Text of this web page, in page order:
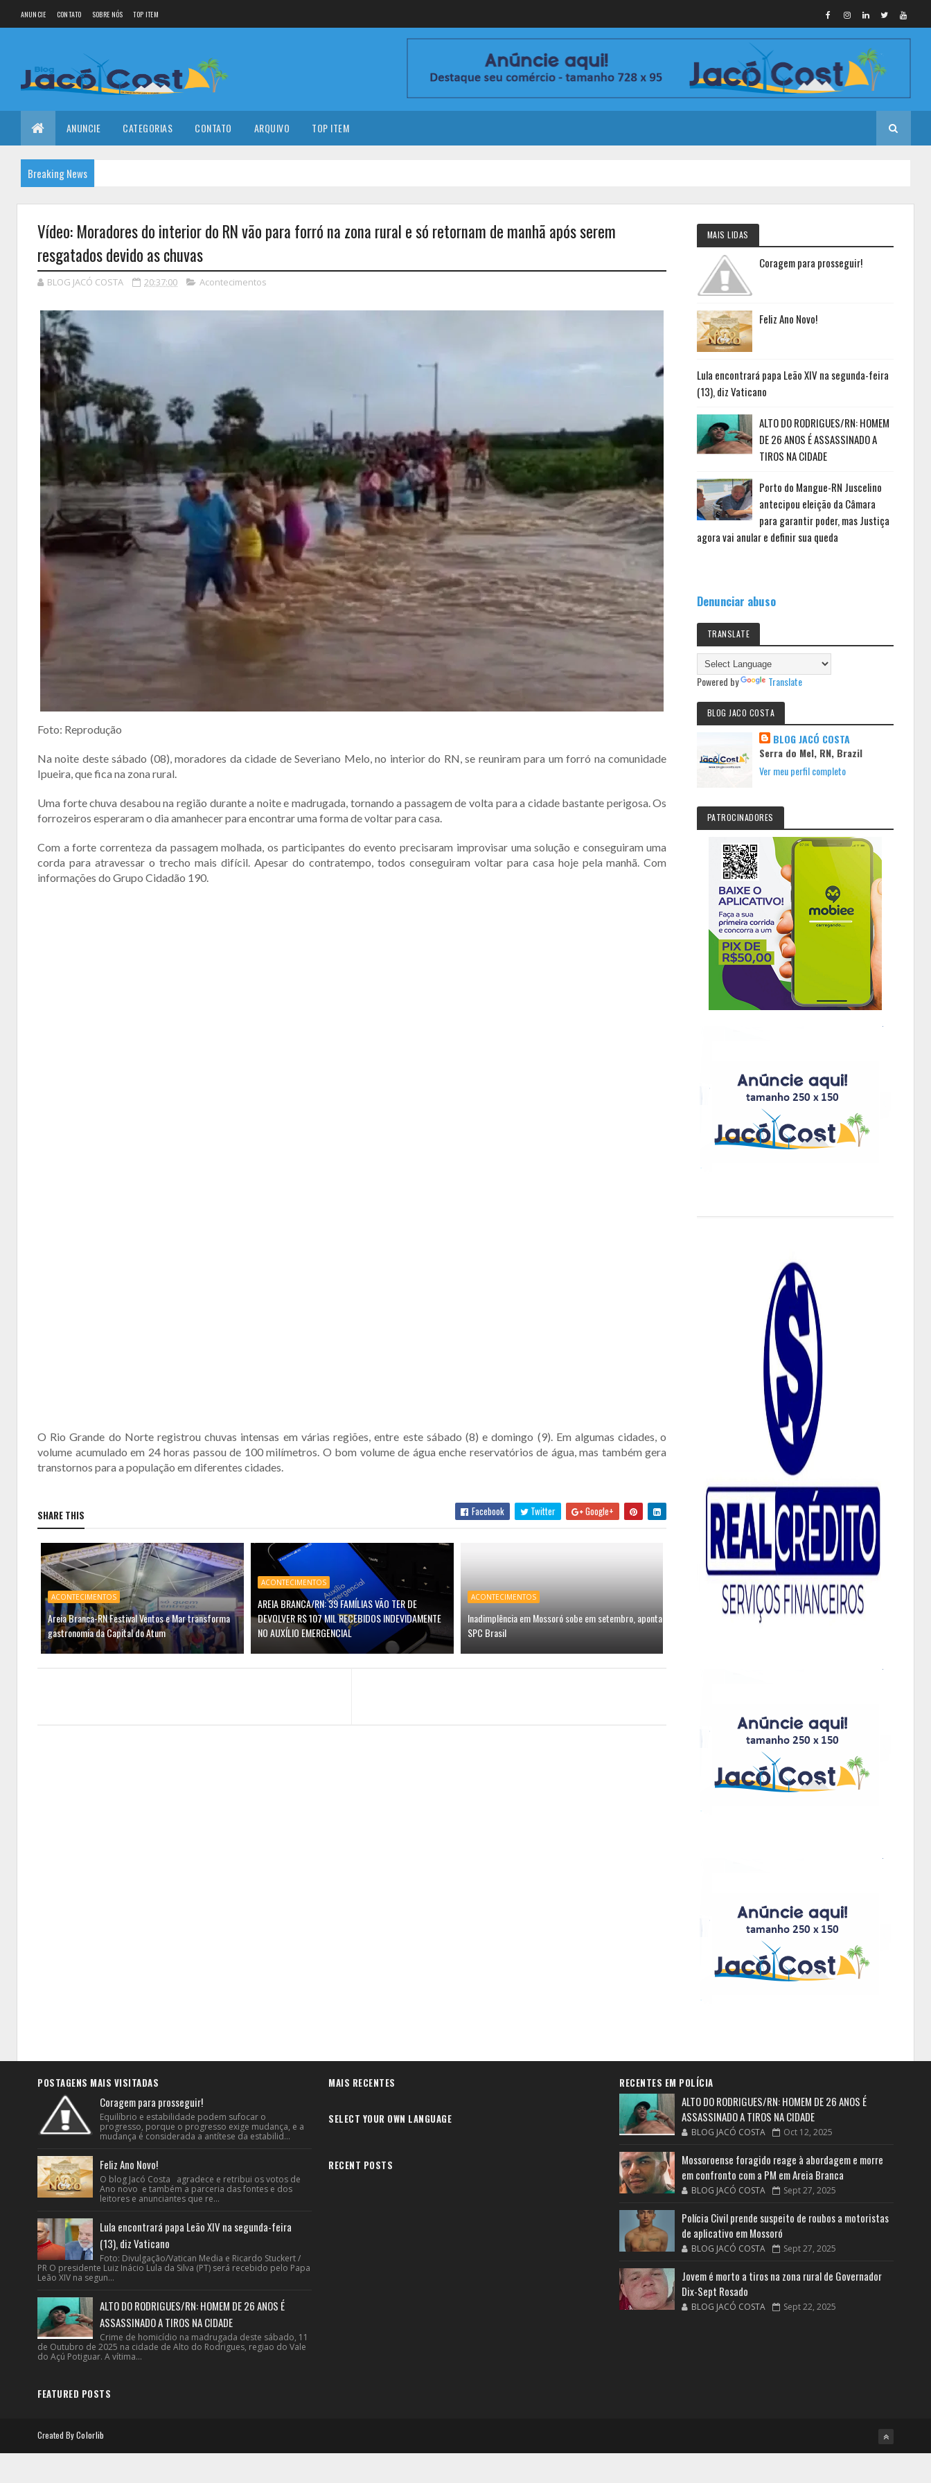
ANUNCIE CONTATO SOBRE NÓS TOP ITEM
ANUNCIE CATEGORIAS CONTATO ARQUIVO TOP ITEM
Breaking News
Vídeo: Moradores do interior do RN vão para forró na zona rural e só retornam de manhã após serem
resgatados devido as chuvas
BLOG JACÓ COSTA 20:37:00 Acontecimentos
Foto: Reprodução
Na noite deste sábado (08), moradores da cidade de Severiano Melo, no interior do RN, se reuniram para um forró na comunidade
Ipueira, que fica na zona rural.
Uma forte chuva desabou na região durante a noite e madrugada, tornando a passagem de volta para a cidade bastante perigosa. Os
forrozeiros esperaram o dia amanhecer para encontrar uma forma de voltar para casa.
Com a forte correnteza da passagem molhada, os participantes do evento precisaram improvisar uma solução e conseguiram uma
corda para atravessar o trecho mais difícil. Apesar do contratempo, todos conseguiram voltar para casa hoje pela manhã. Com
informações do Grupo Cidadão 190.
O Rio Grande do Norte registrou chuvas intensas em várias regiões, entre este sábado (8) e domingo (9). Em algumas cidades, o
volume acumulado em 24 horas passou de 100 milímetros. O bom volume de água enche reservatórios de água, mas também gera
transtornos para a população em diferentes cidades.
SHARE THIS Facebook Twitter Google+
ACONTECIMENTOS
Areia Branca-RN Festival Ventos e Mar transforma
gastronomia da Capital do Atum
ACONTECIMENTOS
AREIA BRANCA/RN: 39 FAMÍLIAS VÃO TER DE
DEVOLVER R$ 107 MIL RECEBIDOS INDEVIDAMENTE
NO AUXÍLIO EMERGENCIAL
ACONTECIMENTOS
Inadimplência em Mossoró sobe em setembro, aponta
SPC Brasil
MAIS LIDAS
Coragem para prosseguir!
Feliz Ano Novo!
Lula encontrará papa Leão XIV na segunda-feira
(13), diz Vaticano
ALTO DO RODRIGUES/RN: HOMEM
DE 26 ANOS É ASSASSINADO A
TIROS NA CIDADE
Porto do Mangue-RN Juscelino
antecipou eleição da Câmara
para garantir poder, mas Justiça
agora vai anular e definir sua queda
Denunciar abuso
TRANSLATE
Powered by Translate
BLOG JACO COSTA
BLOG JACÓ COSTA
Serra do Mel, RN, Brazil
Ver meu perfil completo
PATROCINADORES
POSTAGENS MAIS VISITADAS
Coragem para prosseguir!
Equilíbrio e estabilidade podem sufocar o
progresso, porque o progresso exige mudança, e a
mudança é considerada a antítese da estabilid...
Feliz Ano Novo!
O blog Jacó Costa agradece e retribui os votos de
Ano novo e também a parceria das fontes e dos
leitores e anunciantes que re...
Lula encontrará papa Leão XIV na segunda-feira
(13), diz Vaticano
Foto: Divulgação/Vatican Media e Ricardo Stuckert /
PR O presidente Luiz Inácio Lula da Silva (PT) será recebido pelo Papa
Leão XIV na segun...
ALTO DO RODRIGUES/RN: HOMEM DE 26 ANOS É
ASSASSINADO A TIROS NA CIDADE
Crime de homicídio na madrugada deste sábado, 11
de Outubro de 2025 na cidade de Alto do Rodrigues, regiao do Vale
do Açú Potiguar. A vítima...
FEATURED POSTS
MAIS RECENTES
SELECT YOUR OWN LANGUAGE
RECENT POSTS
RECENTES EM POLÍCIA
ALTO DO RODRIGUES/RN: HOMEM DE 26 ANOS É
ASSASSINADO A TIROS NA CIDADE
BLOG JACÓ COSTA Oct 12, 2025
Mossoroense foragido reage à abordagem e morre
em confronto com a PM em Areia Branca
BLOG JACÓ COSTA Sept 27, 2025
Polícia Civil prende suspeito de roubos a motoristas
de aplicativo em Mossoró
BLOG JACÓ COSTA Sept 27, 2025
Jovem é morto a tiros na zona rural de Governador
Dix-Sept Rosado
BLOG JACÓ COSTA Sept 22, 2025
Created ByColorlib